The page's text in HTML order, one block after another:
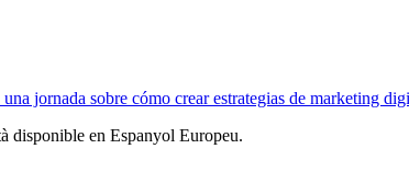
jornada sobre cómo crear estrategias de marketing
disponible en Espanyol Europeu.